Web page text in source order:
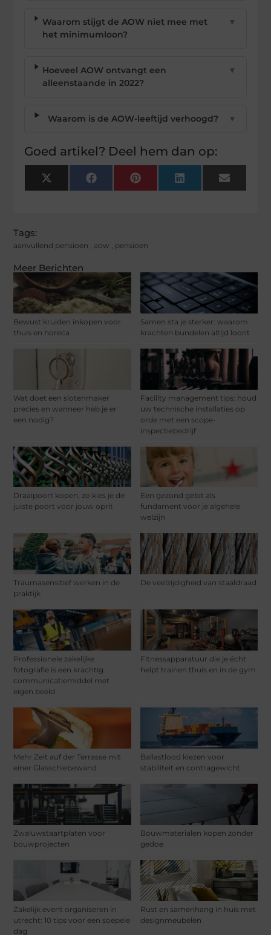
Meer Berichten
Bewust kruiden inkopen voor
thuis en horeca
Samen sta je sterker: waarom
krachten bundelen altijd loont
Wat doet een slotenmaker
precies en wanneer heb je er
een nodig?
Facility management tips: houd
uw technische installaties op
orde met een scope-
inspectiebedrijf
Draaipoort kopen, zo kies je de
juiste poort voor jouw oprit
Een gezond gebit als
fundament voor je algehele
welzijn
Traumasensitief werken in de
praktijk
De veelzijdigheid van staaldraad
Professionele zakelijke
fotografie is een krachtig
communicatiemiddel met
eigen beeld
Fitnessapparatuur die je écht
helpt trainen thuis en in de gym
Mehr Zeit auf der Terrasse mit
einer Glasschiebewand
Ballastlood kiezen voor
stabiliteit en contragewicht
Zwaluwstaartplaten voor
bouwprojecten
Bouwmaterialen kopen zonder
gedoe
Zakelijk event organiseren in
utrecht: 10 tips voor een soepele
dag
Rust en samenhang in huis met
designmeubelen
Waarom stijgt de AOW niet mee met
het minimumloon?
▼
Hoeveel AOW ontvangt een
alleenstaande in 2022?
▼
Waarom is de AOW-leeftijd verhoogd? ▼
Goed artikel? Deel hem dan op:
X
(Twitter)
FacebookPinterest LinkedIn Email
Tags:
aanvullend pensioen aow pensioen